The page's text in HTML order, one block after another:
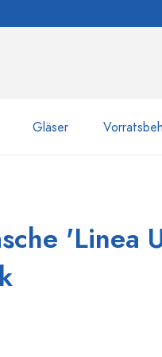
springen
Gläser
Flaschen nach Marke
'Linea